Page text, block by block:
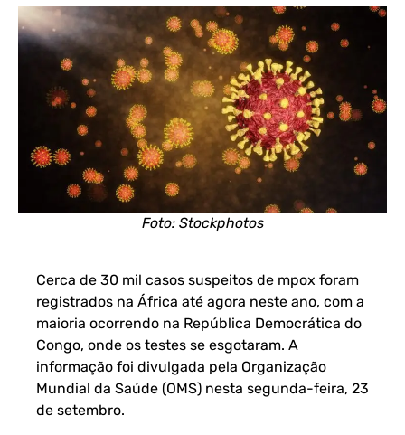
Foto: Stockphotos
Cerca de 30 mil casos suspeitos de mpox foram
registrados na África até agora neste ano, com a
maioria ocorrendo na República Democrática do
Congo, onde os testes se esgotaram. A
informação foi divulgada pela Organização
Mundial da Saúde (OMS) nesta segunda-feira, 23
de setembro.